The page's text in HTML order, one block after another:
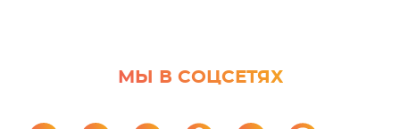
МЫ В СОЦСЕТЯХ